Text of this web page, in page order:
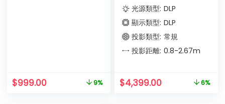
$999.00 9%
光源類型: DLP
顯示類型: DLP
投影類型: 常規
投影距離: 0.8-2.67m
$4,399.00 6%